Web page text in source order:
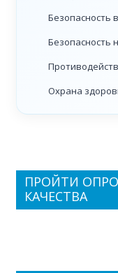
Безопасность
Безопасность
Охрана
ПРОЙТИ
КАЧЕСТВА